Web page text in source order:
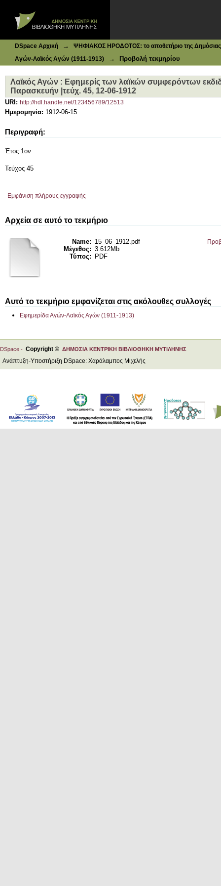
DSpace Αρχική →
ΨΗΦΙΑΚΟΣ ΗΡΟΔΟΤΟΣ: το αποθετήριο της Δημόσιας
Αγών-Λαϊκός Αγών (1911-1913)
→ Προβολή τεκμηρίου
Λαϊκός Αγών : Εφημερίς των λαϊκών συμφερόντων
Παρασκευήν |τεύχ. 45, 12-06-1912
URI: http://hdl.handle.net/123456789/12513
Ημερομηνία: 1912-06-15
Περιγραφή:
Έτος 1ον
Τεύχος 45
Εμφάνιση πλήρους εγγραφής
Αρχεία σε αυτό το τεκμήριο
Name: 15_06_1912.pdf
Μέγεθος: 3.612Mb
Τύπος:
PDF
Αυτό το τεκμήριο εμφανίζεται στις ακόλουθες συλλογές
Εφημερίδα Αγών-Λαϊκός Αγών (1911-1913)
DSpace - Copyright © ΔΗΜΟΣΙΑ ΚΕΝΤΡΙΚΗ ΒΙΒΛΙΟΘΗΚΗ ΜΥΤΙΛΗΝΗΣ
Ανάπτυξη-Υποστήριξη DSpace: Χαράλαμπος Μιχελής